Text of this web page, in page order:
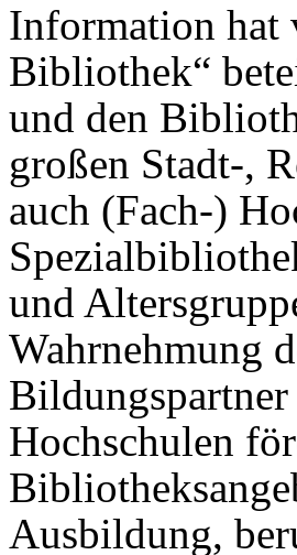
Information hat
Bibliothek“
und den
großen Stadt-,
auch (Fach-)
und
Wahrnehmung
Hochschulen
Ausbildung,